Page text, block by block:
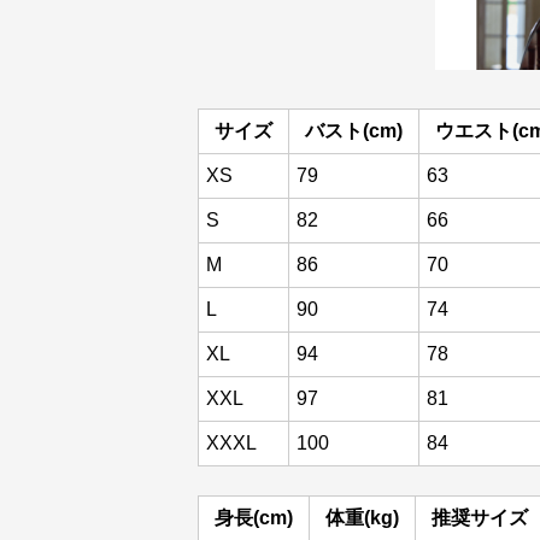
サイズ バスト(cm) ウエスト
XS 79 63
S 82 66
M 86 70
L 90 74
XL 94 78
XXL 97 81
XXXL 100 84
身長(cm) 体重(kg) 推奨サイズ